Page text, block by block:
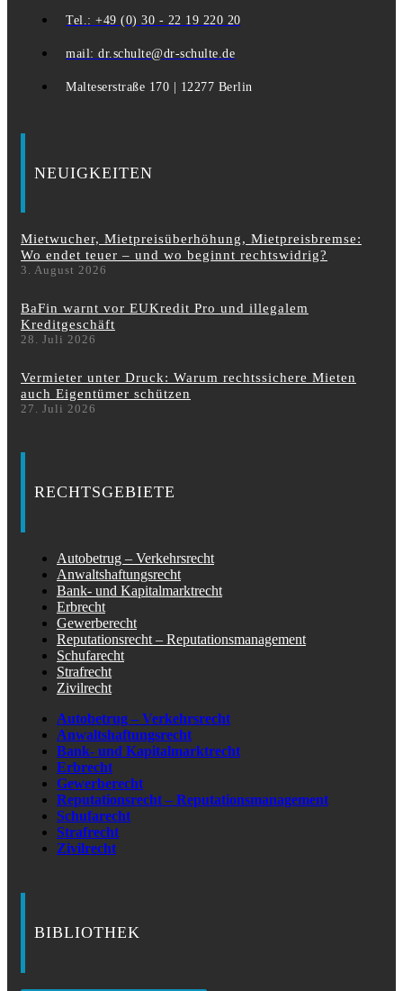
Tel.: +49 (0) 30 - 22 19 220 20
mail: dr.schulte@dr-schulte.de
Malteserstraße 170 | 12277 Berlin
NEUIGKEITEN
Mietwucher, Mietpreisüberhöhung, Mietpreisbremse:
Wo endet teuer – und wo beginnt rechtswidrig?
3. August 2026
BaFin warnt vor EUKredit Pro und illegalem
Kreditgeschäft
28. Juli 2026
Vermieter unter Druck: Warum rechtssichere Mieten
auch Eigentümer schützen
27. Juli 2026
RECHTSGEBIETE
Autobetrug – Verkehrsrecht
Anwaltshaftungsrecht
Bank- und Kapitalmarktrecht
Erbrecht
Gewerberecht
Reputationsrecht – Reputationsmanagement
Schufarecht
Strafrecht
Zivilrecht
Autobetrug – Verkehrsrecht
Anwaltshaftungsrecht
Bank- und Kapitalmarktrecht
Erbrecht
Gewerberecht
Reputationsrecht – Reputationsmanagement
Schufarecht
Strafrecht
Zivilrecht
BIBLIOTHEK